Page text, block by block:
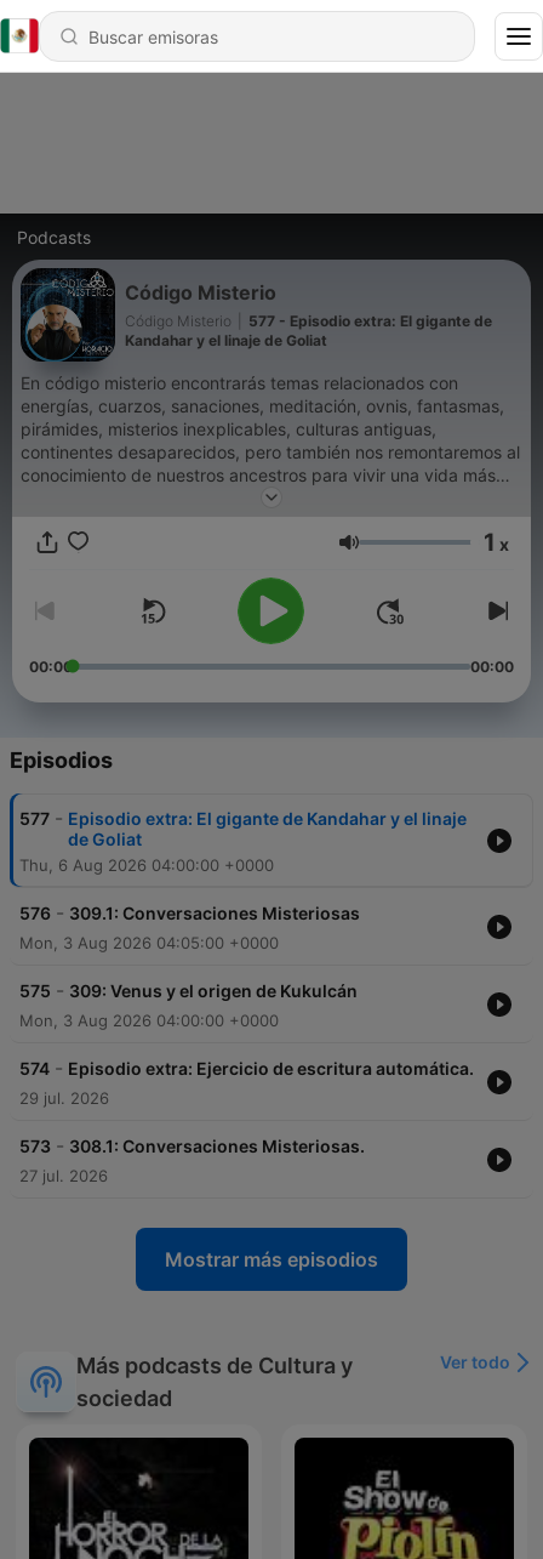
Podcasts
Código Misterio
Código Misterio
577 - Episodio extra: El gigante de
Kandahar y el linaje de Goliat
En código misterio encontrarás temas relacionados con
energías, cuarzos, sanaciones, meditación, ovnis, fantasmas,
pirámides, misterios inexplicables, culturas antiguas,
continentes desaparecidos, pero también nos remontaremos al
conocimiento de nuestros ancestros para vivir una vida más
Volumen 1 x
00:00 00:00
Episodios
577 - Episodio extra: El gigante de Kandahar y el linaje
de Goliat
Thu, 6 Aug 2026 04:00:00 +0000
576 - 309.1: Conversaciones Misteriosas
Mon, 3 Aug 2026 04:05:00 +0000
575 - 309: Venus y el origen de Kukulcán
Mon, 3 Aug 2026 04:00:00 +0000
574 - Episodio extra: Ejercicio de escritura automática.
29 jul. 2026
573 - 308.1: Conversaciones Misteriosas.
27 jul. 2026
Mostrar más episodios
Más podcasts de Cultura y
sociedad
Ver todo